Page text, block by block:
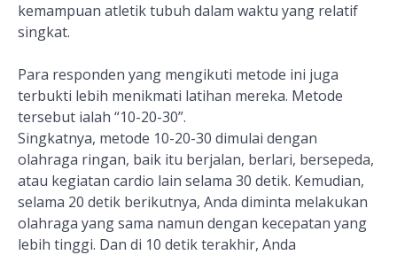
kemampuan atletik tubuh dalam waktu yang relatif
singkat.
Para responden yang mengikuti metode ini juga
terbukti lebih menikmati latihan mereka. Metode
tersebut ialah “10-20-30”.
Singkatnya, metode 10-20-30 dimulai dengan
olahraga ringan, baik itu berjalan, berlari, bersepeda,
atau kegiatan cardio lain selama 30 detik. Kemudian,
selama 20 detik berikutnya, Anda diminta melakukan
olahraga yang sama namun dengan kecepatan yang
lebih tinggi. Dan di 10 detik terakhir, Anda